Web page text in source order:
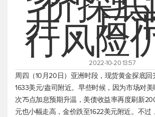
价探
升，后
行风险
2022-10-20 13:57
周四（10月20日）亚洲时段， 现货黄金探底回
1633美元/盎司附近。早些时候，因为市场对
次75点加息预期升温，美债收益率再度刷新
元也小幅走高，金价跌至1622美元附近。不过